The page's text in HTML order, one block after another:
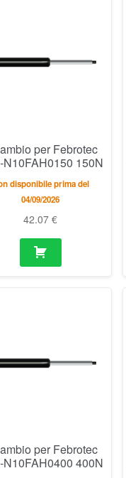
per Febrotec
N10FAH0150 150N
disponibile prima del
04/09/2026
42.07€
per Febrotec
N10FAH0400 400N